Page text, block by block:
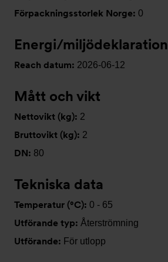
Förpackningsstorlek Norge: 0
Energi/miljödeklaration
Reach datum: 2026-06-12
Mått och vikt
Nettovikt (kg): 2
Bruttovikt (kg): 2
DN: 80
Tekniska data
Temperatur (°C): 0 - 65
Utförande typ: Återströmning
Utförande: För utlopp